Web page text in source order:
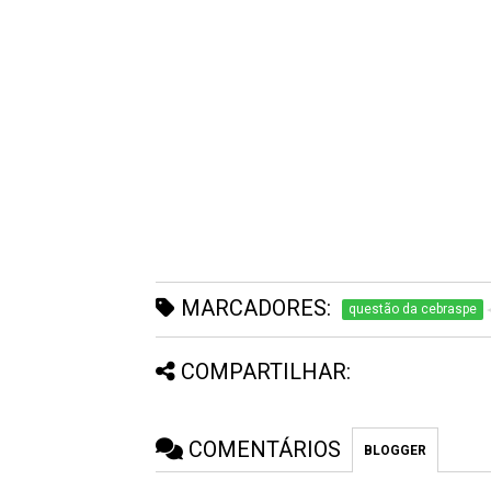
MARCADORES: questão da cebraspe
COMPARTILHAR:
COMENTÁRIOS BLOGGER